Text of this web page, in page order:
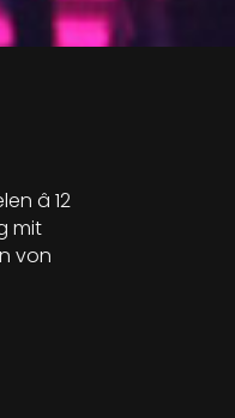
â 12
mit
von